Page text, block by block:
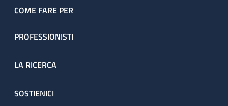
COME FARE PER
PROFESSIONISTI
LA RICERCA
SOSTIENICI